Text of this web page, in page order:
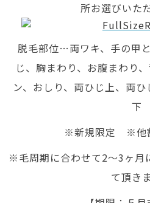
所お選びいた
脱毛部位…両ワキ、手の甲
じ、胸まわり、お腹まわり
ン、おしり、両ひじ上、両
下
※新規限定 ※他
※毛周期に合わせて2～3ヶ月
て頂き